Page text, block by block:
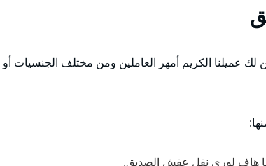
عميلنا الكريم أمهر العاملين ومن مختلف الجنسيات أو
هاف لوري نقل عفش الصديق.